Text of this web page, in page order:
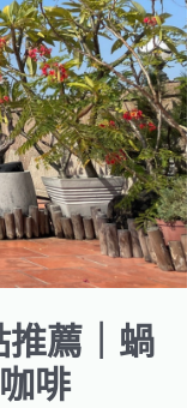
薦｜蝸
啡